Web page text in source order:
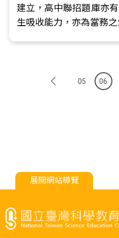
建立，高中聯招題庫亦
生吸收能力，亦為當務之
05 06
展開網站導覽